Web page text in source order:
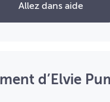
Allez dans aide
d’Elvie